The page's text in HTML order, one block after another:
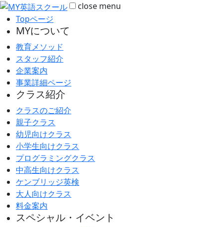
close menu
Topページ
MYについて
教育メソッド
スタッフ紹介
企業案内
事業詳細ページ
クラス紹介
クラスのご紹介
親子クラス
幼児向けクラス
小学生向けクラス
プログラミングクラス
中高生向けクラス
ケンブリッジ英検
大人向けクラス
料金案内
スペシャル・イベント